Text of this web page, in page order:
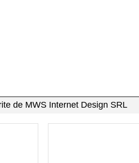
de MWS Internet Design SRL